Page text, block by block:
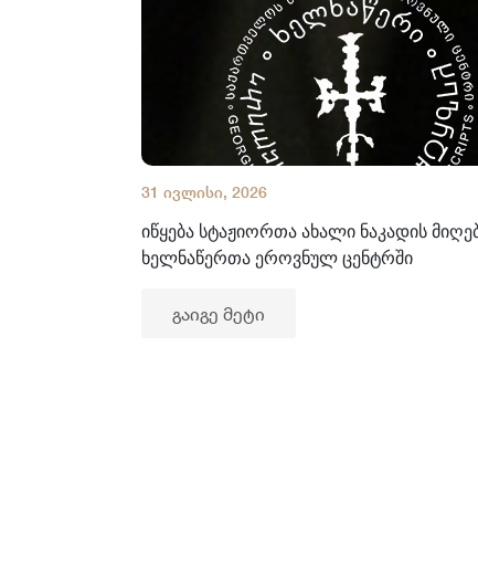
31 ივლისი, 2026
იწყება სტაჟიორთა ახალი ნაკადის
ხელნაწერთა ეროვნულ ცენტრში
გაიგე მეტი